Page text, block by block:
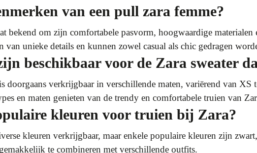
van een pull zara femme?
bekend om zijn comfortabele pasvorm, hoogwaardige
unieke details en kunnen zowel casual als chic gedragen
beschikbaar voor de Zara sweater
is doorgaans verkrijgbaar in verschillende maten, variërend van
en maten genieten van de trendy en comfortabele truien van
kleuren voor truien bij Zara?
kleuren verkrijgbaar, maar enkele populaire kleuren zijn
te combineren met verschillende outfits.